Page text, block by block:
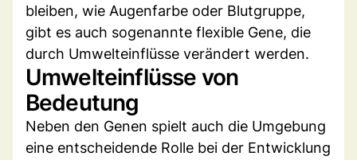
bleiben, wie Augenfarbe oder Blutgruppe,
gibt es auch sogenannte flexible Gene, die
durch Umwelteinflüsse verändert werden.
Umwelteinflüsse von
Bedeutung
Neben den Genen spielt auch die Umgebung
eine entscheidende Rolle bei der Entwicklung